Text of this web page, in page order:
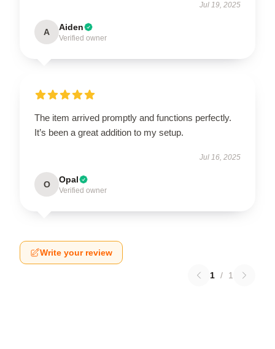
Jul 19, 2025
A Aiden
Verified owner
The item arrived promptly and functions perfectly.
It’s been a great addition to my setup.
Jul 16, 2025
O Opal
Verified owner
Write your review
1 / 1